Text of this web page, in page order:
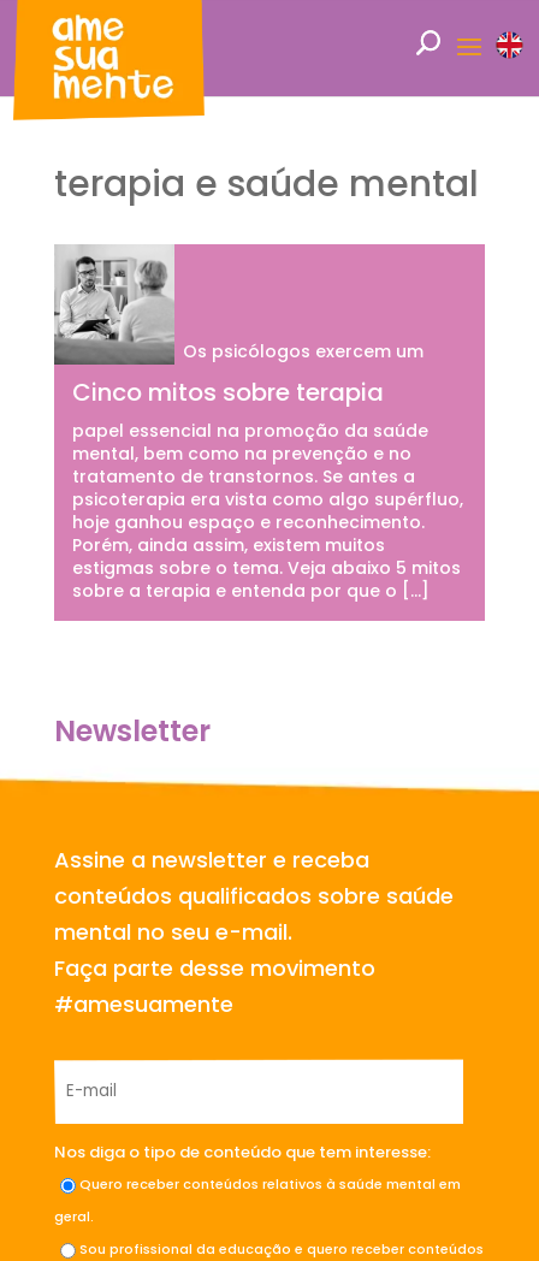
terapia e saúde mental
Cinco mitos sobre terapia
Os psicólogos exercem um
papel essencial na promoção da saúde
mental, bem como na prevenção e no
tratamento de transtornos. Se antes a
psicoterapia era vista como algo supérfluo,
hoje ganhou espaço e reconhecimento.
Porém, ainda assim, existem muitos
estigmas sobre o tema. Veja abaixo 5 mitos
sobre a terapia e entenda por que o […]
Newsletter
Assine a newsletter e receba
conteúdos qualificados sobre saúde
mental no seu e-mail.
Faça parte desse movimento
#amesuamente
Nos diga o tipo de conteúdo que tem interesse:
Quero receber conteúdos relativos à saúde mental em
geral.
Sou profissional da educação e quero receber conteúdos